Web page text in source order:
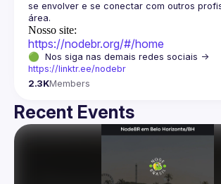
se envolver e se conectar com outros
Nosso site:
https://nodebr.org/#/home
https://linktr.ee/nodebr
2.3KMembers
Recent Events